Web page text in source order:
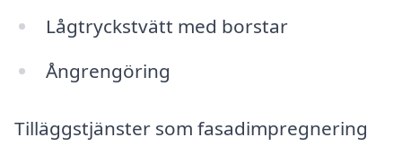
Lågtryckstvätt med borstar
Ångrengöring
Tilläggstjänster som fasadimpregnering